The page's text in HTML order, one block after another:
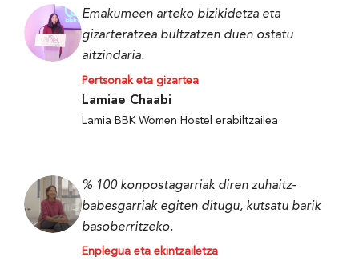
Emakumeen arteko bizikidetza eta
gizarteratzea bultzatzen duen ostatu
aitzindaria.
Pertsonak eta gizartea
Lamiae Chaabi
Lamia BBK Women Hostel erabiltzailea
% 100 konpostagarriak diren zuhaitz-
babesgarriak egiten ditugu, kutsatu barik
basoberritzeko.
Enplegua eta ekintzailetza